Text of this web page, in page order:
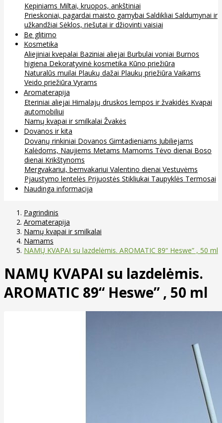
Kepiniams Miltai, kruopos, ankštiniai
Prieskoniai, pagardai maisto gamybai Saldikliai Saldumynai ir
užkandžiai Sėklos, riešutai ir džiovinti vaisiai
Be glitimo
Kosmetika
Aliejiniai kvepalai Baziniai aliejai Burbulai voniai Burnos
higiena Dekoratyvinė kosmetika Kūno priežiūra
Naturalūs muilai Plaukų dažai Plaukų priežiūra Vaikams
Veido priežiūra Vyrams
Aromaterapija
Eteriniai aliejai Himalajų druskos lempos ir žvakidės Kvapai
automobiliui
Namų kvapai ir smilkalai Žvakės
Dovanos ir kita
Dovanų rinkiniai Dovanos Gimtadieniams Jubiliejams
Kalėdoms, Naujiems Metams Mamoms Tėvo dienai Boso
dienai Krikštynoms
Mergvakariui, bernvakariui Valentino dienai Vestuvėms
Pjaustymo lentelės Prijuostės Stikliukai Taupyklės Termosai
Naudinga informacija
Pagrindinis
Aromaterapija
Namų kvapai ir smilkalai
Namams
NAMŲ KVAPAI su lazdelėmis. AROMATIC 89“ Heswe” , 50 ml
NAMŲ KVAPAI su lazdelėmis.
AROMATIC 89“ Heswe” , 50 ml